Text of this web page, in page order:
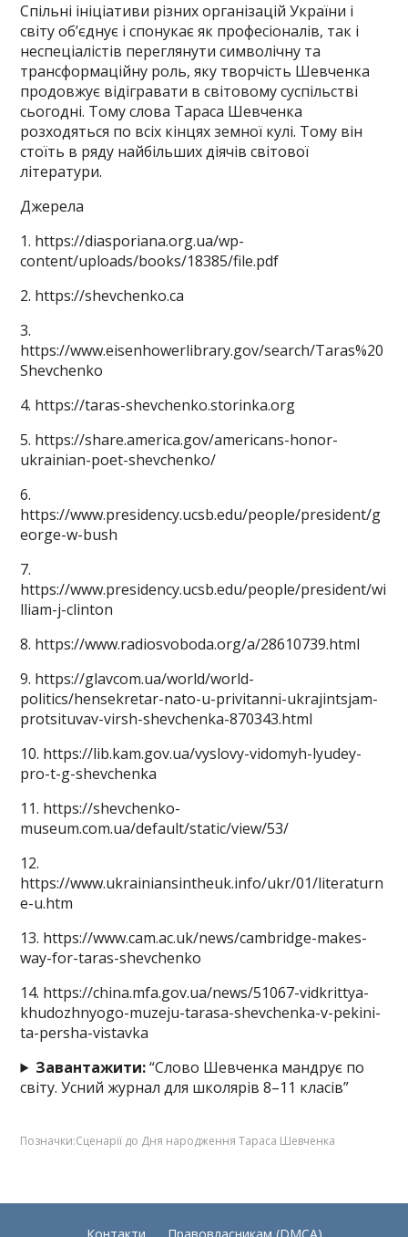
Спільні ініціативи різних організацій України і
світу об’єднує і спонукає як професіоналів, так і
неспеціалістів переглянути символічну та
трансформаційну роль, яку творчість Шевченка
продовжує відігравати в світовому суспільстві
сьогодні. Тому слова Тараса Шевченка
розходяться по всіх кінцях земної кулі. Тому він
стоїть в ряду найбільших діячів світової
літератури.
Джерела
1. https://diasporiana.org.ua/wp-
content/uploads/books/18385/file.pdf
2. https://shevchenko.ca
3.
https://www.eisenhowerlibrary.gov/search/Taras%20
Shevchenko
4. https://taras-shevchenko.storinka.org
5. https://share.america.gov/americans-honor-
ukrainian-poet-shevchenko/
6.
https://www.presidency.ucsb.edu/people/president/g
eorge-w-bush
7.
https://www.presidency.ucsb.edu/people/president/wi
lliam-j-clinton
8. https://www.radiosvoboda.org/a/28610739.html
9. https://glavcom.ua/world/world-
politics/hensekretar-nato-u-privitanni-ukrajintsjam-
protsituvav-virsh-shevchenka-870343.html
10. https://lib.kam.gov.ua/vyslovy-vidomyh-lyudey-
pro-t-g-shevchenka
11. https://shevchenko-
museum.com.ua/default/static/view/53/
12.
https://www.ukrainiansintheuk.info/ukr/01/literaturn
e-u.htm
13. https://www.cam.ac.uk/news/cambridge-makes-
way-for-taras-shevchenko
14. https://china.mfa.gov.ua/news/51067-vidkrittya-
khudozhnyogo-muzeju-tarasa-shevchenka-v-pekini-
ta-persha-vistavka
Завантажити:“Слово Шевченка мандрує по
світу. Усний журнал для школярів 8–11 класів”
Позначки:Сценарії до Дня народження Тараса Шевченка